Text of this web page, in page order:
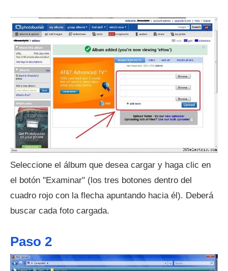
Seleccione el álbum que desea cargar y haga clic en
el botón "Examinar" (los tres botones dentro del
cuadro rojo con la flecha apuntando hacia él). Deberá
buscar cada foto cargada.
Paso 2